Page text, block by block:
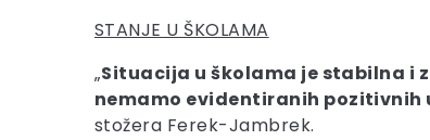
STANJE U ŠKOLAMA
„Situacija u školama je stabilna i
nemamo evidentiranih pozitivnih
stožera Ferek-Jambrek.